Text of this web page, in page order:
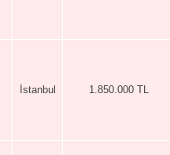
İstanbul 1.850.000 TL